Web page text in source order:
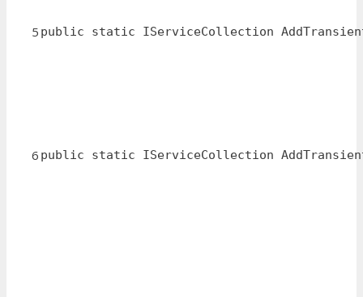
5 public static IServiceCollection
6 public static IServiceCollection